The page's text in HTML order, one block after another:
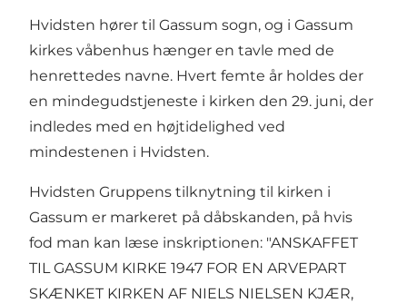
Hvidsten hører til Gassum sogn, og i Gassum
kirkes våbenhus hænger en tavle med de
henrettedes navne. Hvert femte år holdes der
en mindegudstjeneste i kirken den 29. juni, der
indledes med en højtidelighed ved
mindestenen i Hvidsten.
Hvidsten Gruppens tilknytning til kirken i
Gassum er markeret på dåbskanden, på hvis
fod man kan læse inskriptionen: "ANSKAFFET
TIL GASSUM KIRKE 1947 FOR EN ARVEPART
SKÆNKET KIRKEN AF NIELS NIELSEN KJÆR,